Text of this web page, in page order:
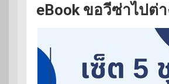
eBook ขอวีซ่าไปต่